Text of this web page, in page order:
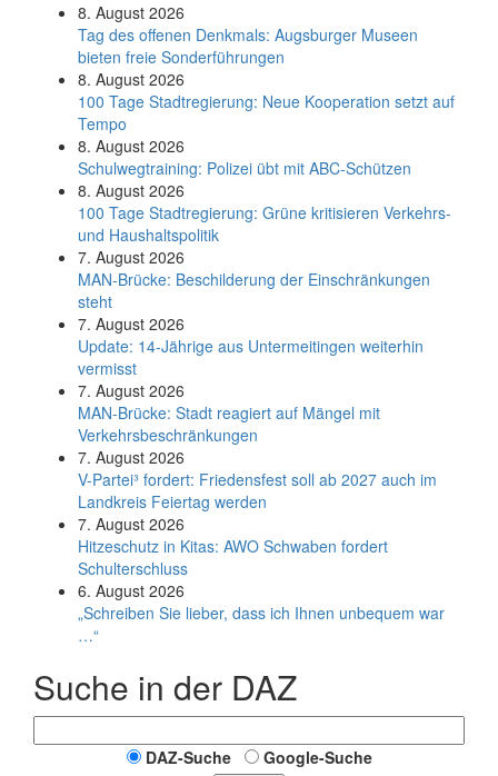
8. August 2026
Tag des offenen Denkmals: Augsburger Museen
bieten freie Sonderführungen
8. August 2026
100 Tage Stadtregierung: Neue Kooperation setzt auf
Tempo
8. August 2026
Schul­weg­trai­ning: Poli­zei übt mit ABC-Schüt­zen
8. August 2026
100 Tage Stadtregierung: Grüne kritisieren Verkehrs-
und Haushaltspolitik
7. August 2026
MAN-Brücke: Beschilderung der Einschränkungen
steht
7. August 2026
Update: 14-Jährige aus Untermeitingen weiterhin
vermisst
7. August 2026
MAN-Brücke: Stadt reagiert auf Mängel mit
Verkehrsbeschränkungen
7. August 2026
V-Partei­³ fordert: Friedens­fest soll ab 2027 auch im
Land­kreis Feier­tag werden
7. August 2026
Hitzeschutz in Kitas: AWO Schwaben fordert
Schulterschluss
6. August 2026
„Schreiben Sie lieber, dass ich Ihnen unbequem war
…“
Suche in der DAZ
DAZ-Suche
Google-Suche